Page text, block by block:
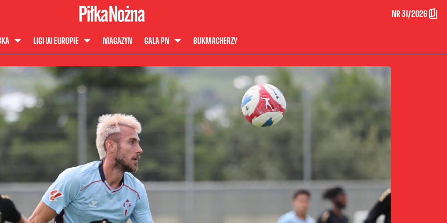
NR 31/2026
LIGI W EUROPIE MAGAZYN GALA PN BUKMACHERZY